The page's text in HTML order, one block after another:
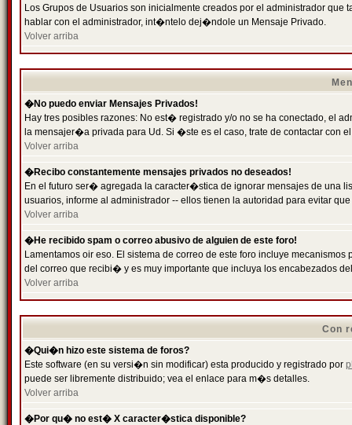
Los Grupos de Usuarios son inicialmente creados por el administrador
hablar con el administrador, int�ntelo dej�ndole un Mensaje Privado.
Volver arriba
�No puedo enviar Mensajes Privados!
Hay tres posibles razones: No est� registrado y/o no se ha conectado, el
la mensajer�a privada para Ud. Si �ste es el caso, trate de contactar con
Volver arriba
�Recibo constantemente mensajes privados no deseados!
En el futuro ser� agregada la caracter�stica de ignorar mensajes de una
usuarios, informe al administrador -- ellos tienen la autoridad para evitar
Volver arriba
�He recibido spam o correo abusivo de alguien de este foro!
Lamentamos oir eso. El sistema de correo de este foro incluye
del correo que recibi� y es muy importante que incluya los encabezados
Volver arriba
Con
�Qui�n hizo este sistema de foros?
Este software (en su versi�n sin modificar) esta producido y registrado por
puede ser libremente distribuido; vea el enlace para m�s detalles.
Volver arriba
�Por qu� no est� X caracter�stica disponible?